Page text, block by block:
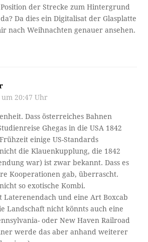
der Strecke zum Hintergrund
Da dies ein Digitalisat der Glasplatte
nach Weihnachten genauer ansehen.
20:47 Uhr
Dass österreiches Bahnen
Ghegas in die USA 1842
einige US-Standards
die Klauenkupplung, die 1842
war) ist zwar bekannt. Dass es
Kooperationen gab, überrascht.
so exotische Kombi.
Laterenendach und eine Art Boxcab
Landschaft nicht könnts auch eine
oder New Haven Railroad
werde das aber anhand weiterer